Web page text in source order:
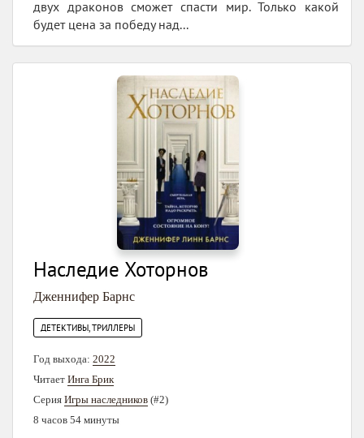
двух драконов сможет спасти мир. Только какой
будет цена за победу над...
Наследие Хоторнов
Дженнифер Барнс
ДЕТЕКТИВЫ, ТРИЛЛЕРЫ
Год выхода: 2022
Читает Инга Брик
Серия Игры наследников (#2)
8 часов 54 минуты